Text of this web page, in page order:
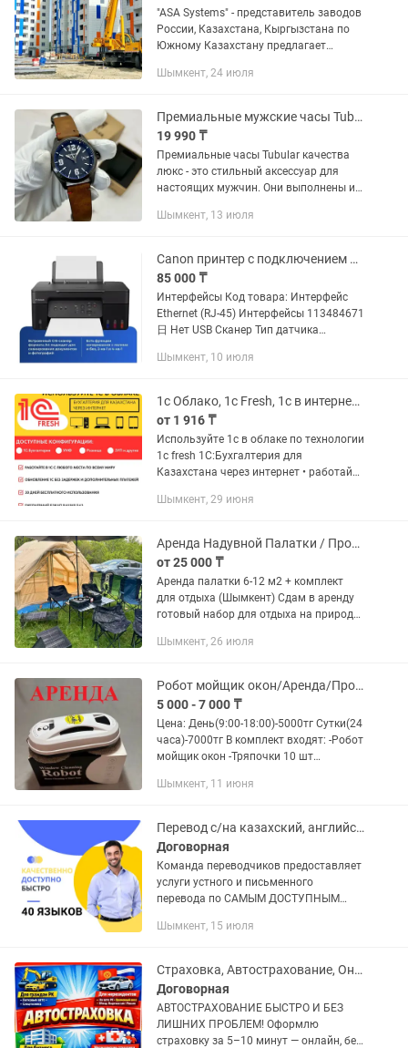
"ASA Systems" - представитель заводов
России, Казахстана, Кыргызстана по
Южному Казахстану предлагает
ХРИЗОТИЛЦЕМЕНТНЫЕ
подконструкцию(подсистему): +...
Шымкент, 24 июля
Премиальные мужские часы Tubular
19 990 ₸
Премиальные часы Tubular качества
люкс - это стильный аксессуар для
настоящих мужчин. Они выполнены из
таких как нержавеющая сталь и
Шымкент, 13 июля
Canon принтер с подключением WI-FI
85 000 ₸
Интерфейсы Код товара: Интерфейс
Ethernet (RJ-45) Интерфейсы 113484671
日 Нет USB Сканер Тип датчика
Максимальный размер сканирования
Шымкент, 10 июля
1с Облако, 1c Fresh, 1с в интернете с любой точки мира
от 1 916 ₸
Используйте 1с в облаке по технологии
1с fresh 1С:Бухгалтерия для
Казахстана через интернет • работайте
обновление 1С без задержек и
Шымкент, 29 июня
Аренда Надувной Палатки / Прокат Кэмпинг / Поход / Отдых и Рыбалка
от 25 000 ₸
Аренда палатки 6-12 м2 + комплект
для отдыха (Шымкент) Сдам в аренду
готовый набор для отдыха на природе
Подходит для семьи, компании друзей,
Шымкент, 26 июля
Робот мойщик окон/Аренда/Прокат/Шымкент
5 000 - 7 000 ₸
Цена: День(9:00-18:00)-5000тг Сутки(24
часа)-7000тг В комплект входят: -Робот
мойщик окон -Тряпочки 10 шт
-Страховочный трос -Зарядка -Пульт...
Шымкент, 11 июня
Перевод с/на казахский, английский, немецкий, китайский, турецкий
Договорная
Команда переводчиков предоставляет
услуги устного и письменного
перевода по САМЫМ ДОСТУПНЫМ
ЭКОНОМИТЕ свои средства, потому
постоянных...
Шымкент, 15 июля
Страховка, Автострахование, Онлайн!
Договорная
АВТОСТРАХОВАНИЕ БЫСТРО И БЕЗ
ЛИШНИХ ПРОБЛЕМ! Оформлю
страховку за 5–10 минут — онлайн, без